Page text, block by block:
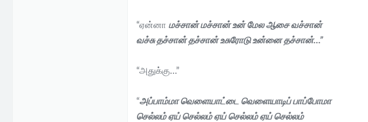
“ஏன்னா மச்சான் மச்சான் உன் மேல ஆசை வச்சான்
வச்சு தச்சான் தச்சான் உசுரோடு உன்னை தச்சான்...”
“அதுக்கு...”
“அப்பாம்மா வெளையாட்டை வெளையாடிப் பாப்போமா
செல்லம் ஏய் செல்லம் ஏய் செல்லம் ஏய் செல்லம்